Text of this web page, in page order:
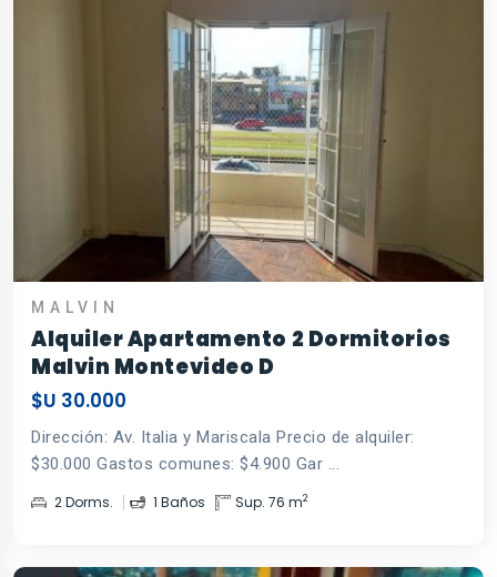
MALVI­N
Alquiler Apartamento 2 Dormitorios
Malvin Montevideo D
$U 30.000
Dirección: Av. Italia y Mariscala Precio de alquiler:
$30.000 Gastos comunes: $4.900 Gar ...
2 Dorms. 1 Baños Sup. 76 m2